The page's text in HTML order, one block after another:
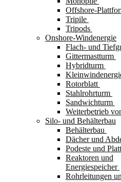
Offshore-
Tripile
Tripods
Onshore-Windenergie
Flach- und
Gittermastturm
Hybridturm
Rotorblatt
Stahlrohrturm
Sandwichturm
Weiterbetrieb
Silo- und Behälterbau
Behälterbau
Dächer und
Podeste und
Reaktoren und
Energiespeicher
Rohrleitungen